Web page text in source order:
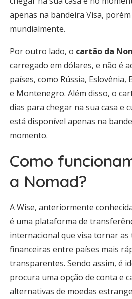
apenas na bandeira Visa,
mundialmente.
Por outro lado, o cartão da
carregado em dólares, e não é
países, como Rússia, Eslovênia,
e Montenegro. Além disso, o
dias para chegar na sua casa e
está disponível apenas na
momento.
Como
a Nomad?
A Wise, anteriormente
é uma plataforma de
internacional que visa tornar as
financeiras entre países mais
transparentes. Sendo assim, é
procura uma opção de conta e
alternativas de moedas